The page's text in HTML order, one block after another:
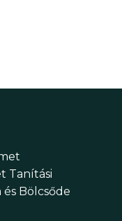
Tanítási
Bölcsőde